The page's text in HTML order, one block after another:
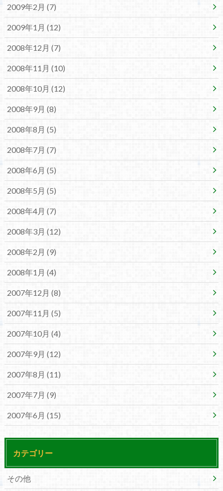
2009年2月 (7)
2009年1月 (12)
2008年12月 (7)
2008年11月 (10)
2008年10月 (12)
2008年9月 (8)
2008年8月 (5)
2008年7月 (7)
2008年6月 (5)
2008年5月 (5)
2008年4月 (7)
2008年3月 (12)
2008年2月 (9)
2008年1月 (4)
2007年12月 (8)
2007年11月 (5)
2007年10月 (4)
2007年9月 (12)
2007年8月 (11)
2007年7月 (9)
2007年6月 (15)
カテゴリー
その他